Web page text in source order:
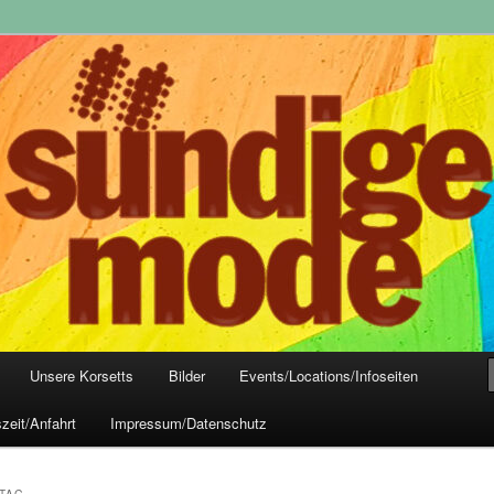
Frankfurt
Mode, Club- und Dark-Wear seit 2004
Unsere Korsetts Bilder Events/Locations/Infoseiten
Anfahrt Impressum/Datenschutz